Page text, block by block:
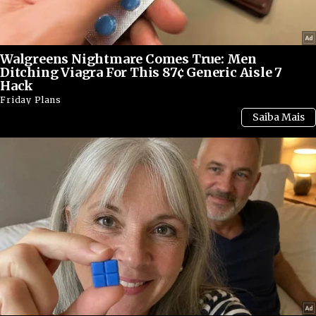
Hospitais temporários foram instalados nas
regiões mais afetadas, enquanto profissionais de
saúde trabalham na identificação de pessoas que
tiveram contato com pacientes contaminados.
Além das medidas médicas, campanhas de
conscientização estão sendo realizadas para
orientar moradores sobre sintomas, formas de
prevenção e procedimentos de segurança.
Autoridades também intensificaram programas
de vacinação emergencial em áreas consideradas
de maior risco.
Walgreens Nightmare Comes True: Men
Ditching Viagra For This 87¢ Generic Aisle 7
Hack
Friday Plans